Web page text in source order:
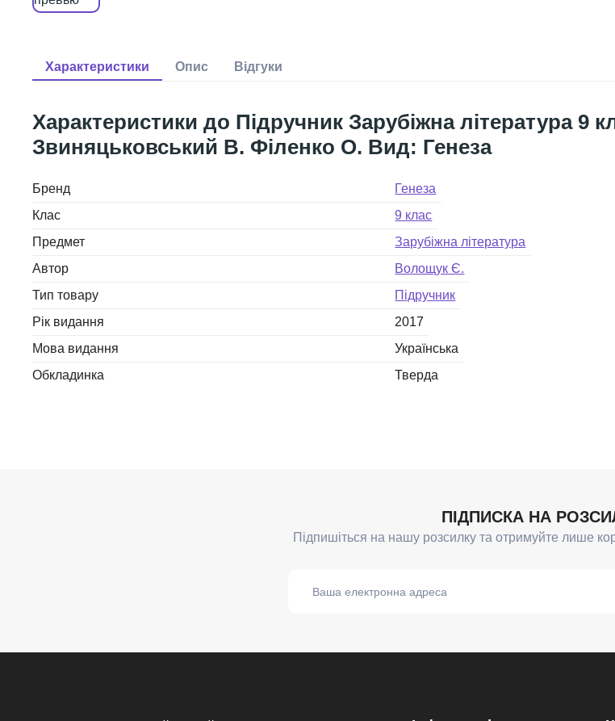
Підручник Зарубіжна література
Звиняцьковський В. Філенко О. Вид: Генеза
Бренд
Генеза
Клас
9 клас
Предмет
Зарубіжна література
Автор
Волощук Є.
Тип товару
Підручник
Рік видання
2017
Мова видання
Українська
Обкладинка
Тверда